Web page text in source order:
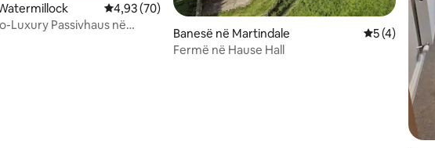
5, 101 vlerësime Vlerësimi mesatar 4,93 nga 5, 70 vlerësime
4,93 (70)
Luxury Passivhaus në
Banesë në Martindale Vlerësimi
5 (4)
Fermë në Hause Hall